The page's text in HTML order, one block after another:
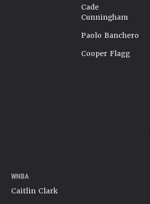
Cade
Cunningham
Paolo Banchero
Cooper Flagg
WNBA
Caitlin Clark